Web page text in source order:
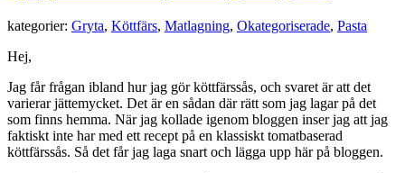
kategorier: Gryta, Köttfärs, Matlagning, Okategoriserade, Pasta
Hej,
Jag får frågan ibland hur jag gör köttfärssås, och svaret är att det
varierar jättemycket. Det är en sådan där rätt som jag lagar på det
som finns hemma. När jag kollade igenom bloggen inser jag att jag
faktiskt inte har med ett recept på en klassiskt tomatbaserad
köttfärssås. Så det får jag laga snart och lägga upp här på bloggen.